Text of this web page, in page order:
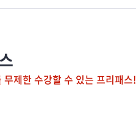
제한 수강할 수 있는 프리패스!